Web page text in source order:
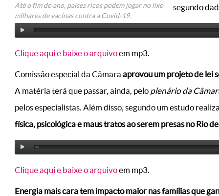
Até o fim do ano, países ricos podem jogar no lixo
milhares de vacinas contra a Covid-19.
segundo
Clique aqui e baixe o arquivoem mp3.
Comissão especial da Câmara aprovou um projeto de lei
A matéria terá que passar, ainda, pelo plenário da
pelos especialistas. Além disso, segundo um estudo
física, psicológica e maus tratos ao serem presas no Rio
Clique aqui e baixe o arquivoem mp3.
Energia mais cara tem impacto maior nas famílias que